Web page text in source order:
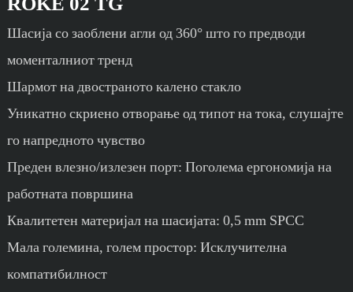
Шасија со заоблени агли од 360° што го предводи
моменталниот тренд
Шармот на двостраното калено стакло
Уникатно скриено отворање од типот на тока, слушајте
го напредното чувство
Преден влезно/излезен порт: Поголема ергономија на
работната површина
Квалитетен материјал на шасијата: 0,5 mm SPCC
Мала големина, голем простор: Исклучителна
компатибилност